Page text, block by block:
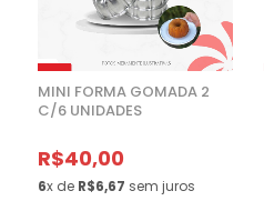
MINI FORMA GOMADA 2
C/6 UNIDADES
R$40,00
6x de R$6,67 sem juros